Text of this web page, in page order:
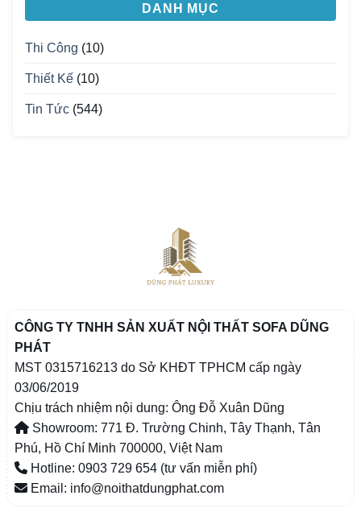
DANH MỤC
Thi Công (10)
Thiết Kế (10)
Tin Tức (544)
CÔNG TY TNHH SẢN XUẤT NỘI THẤT SOFA DŨNG
PHÁT
MST 0315716213 do Sở KHĐT TPHCM cấp ngày
03/06/2019
Chịu trách nhiệm nội dung: Ông Đỗ Xuân Dũng
Showroom: 771 Đ. Trường Chinh, Tây Thạnh, Tân
Phú, Hồ Chí Minh 700000, Việt Nam
Hotline: 0903 729 654 (tư vấn miễn phí)
Email: info@noithatdungphat.com